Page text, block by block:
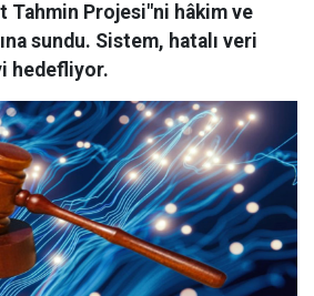
Tahmin Projesi"ni hâkim ve
sundu. Sistem, hatalı veri
hedefliyor.